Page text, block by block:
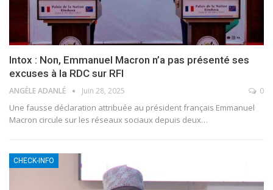
Intox : Non, Emmanuel Macron n’a pas présenté ses
excuses à la RDC sur RFI
ANGÈLE ADANLÉ Juin 28, 2025 0
Une fausse déclaration attribuée au président français Emmanuel
Macron circule sur les réseaux sociaux depuis deux…
CHECK-INFO